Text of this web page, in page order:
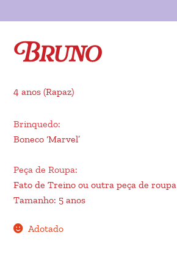
Bruno
4 anos (Rapaz)
Brinquedo:
Boneco ‘Marvel’
Peça de Roupa:
Fato de Treino ou outra peça de roupa
Tamanho: 5 anos
Adotado